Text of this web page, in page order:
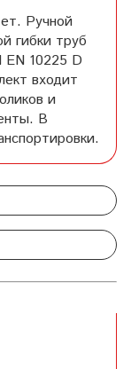
Ручной
гибки труб
EN 10225 D
входит
и
В